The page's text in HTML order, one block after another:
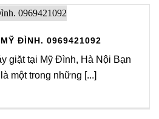
ĐÌNH. 0969421092
giặt tại Mỹ Đình, Hà Nội Bạn
một trong những [...]